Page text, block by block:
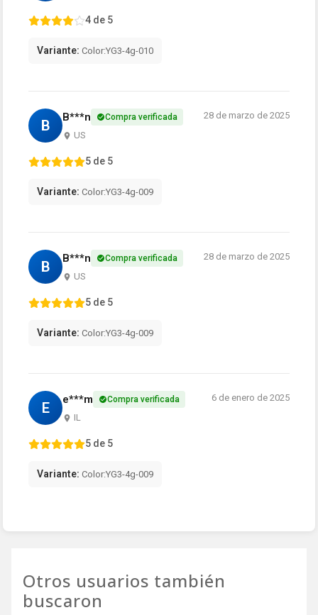
4 de 5
Variante: Color:YG3-4g-010
B B***n Compra verificada
US
28 de marzo de 2025
5 de 5
Variante: Color:YG3-4g-009
B B***n Compra verificada
US
28 de marzo de 2025
5 de 5
Variante: Color:YG3-4g-009
E e***m Compra verificada
IL
6 de enero de 2025
5 de 5
Variante: Color:YG3-4g-009
Otros usuarios también
buscaron